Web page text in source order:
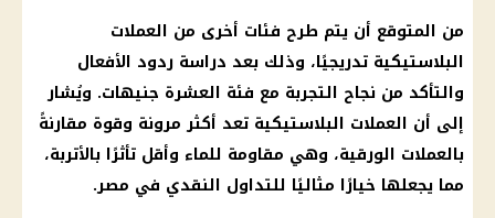
من المتوقع أن يتم طرح فئات أخرى من العملات
البلاستيكية تدريجيًا، وذلك بعد دراسة ردود الأفعال
والتأكد من نجاح التجربة مع فئة العشرة جنيهات. ويُشار
إلى أن العملات البلاستيكية تعد أكثر مرونة وقوة مقارنةً
بالعملات الورقية، وهي مقاومة للماء وأقل تأثرًا بالأتربة،
مما يجعلها خيارًا مثاليًا للتداول النقدي في مصر.